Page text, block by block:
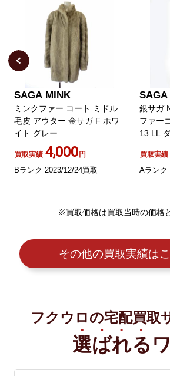
SAGA MINK
ミンクファー コート ミドル
毛皮 アウター 金サガ F ホワ
イト グレー
買取実績 4,000円
Bランク 2023/12/24買取
SAGA
銀サガ
ファー
13 LL
買取実績
Aランク
※買取価格は買取当時の価格
その他の買取実績は
フクウロの宅配買取
選ばれる